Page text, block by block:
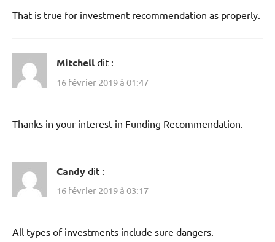
That is true for investment recommendation as properly.
Mitchell dit :
16 février 2019 à 01:47
Thanks in your interest in Funding Recommendation.
Candy dit :
16 février 2019 à 03:17
All types of investments include sure dangers.